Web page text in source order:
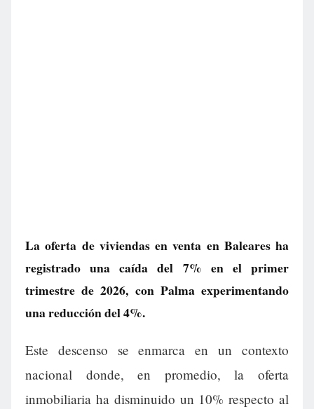
La oferta de viviendas en venta en Baleares ha
registrado una caída del 7% en el primer
trimestre de 2026, con Palma experimentando
una reducción del 4%.
Este descenso se enmarca en un contexto
nacional donde, en promedio, la oferta
inmobiliaria ha disminuido un 10% respecto al